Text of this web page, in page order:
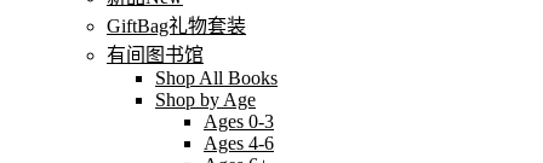
GiftBag礼物套装
有间图书馆
Shop All Books
Shop by Age
Ages 0-3
Ages 4-6